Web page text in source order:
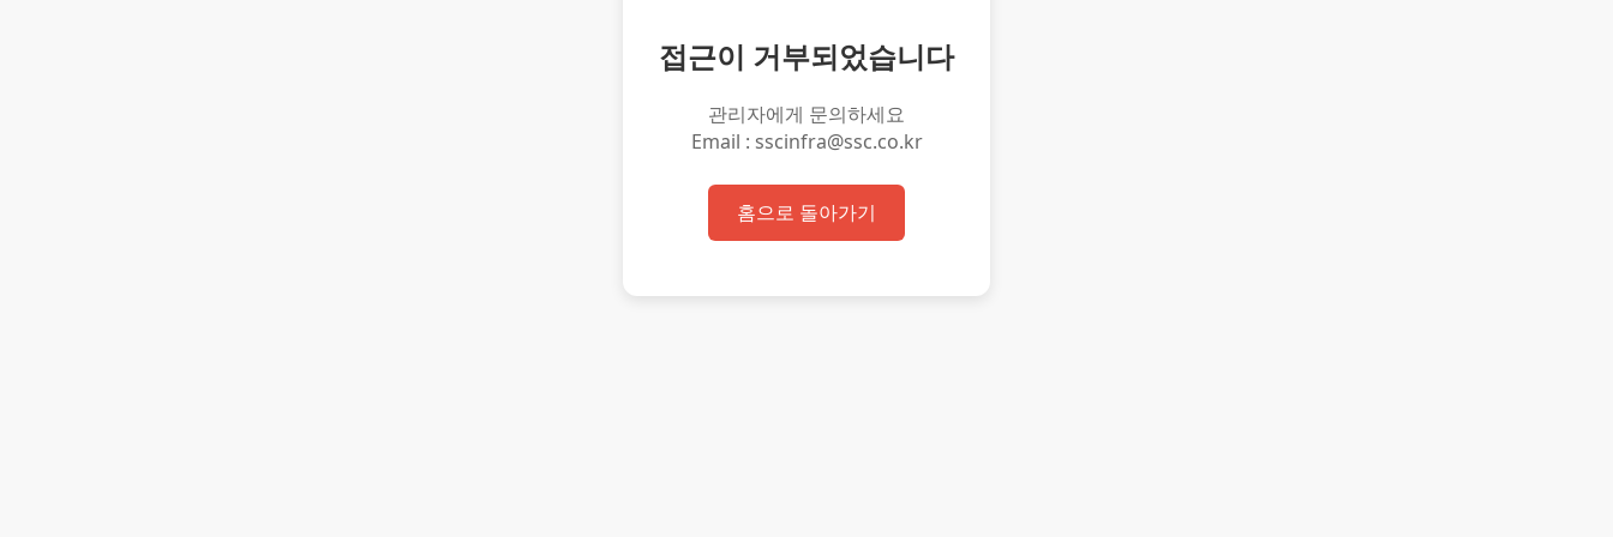
접근이 거부되었습니다
관리자에게 문의하세요
Email : sscinfra@ssc.co.kr
홈으로 돌아가기